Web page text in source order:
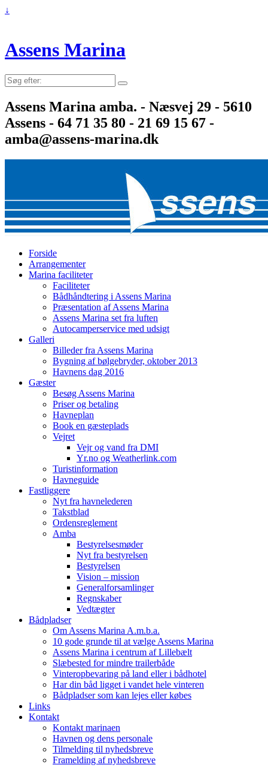
↓
Assens Marina
Søg
efter:
Assens Marina amba. - Næsvej 29 - 5610
Assens - 64 71 35 80 - 21 69 15 67 -
amba@assens-marina.dk
Forside
Arrangementer
Marina faciliteter
Faciliteter
Bådhåndtering i Assens Marina
Præsentation af Assens Marina
Assens Marina set fra luften
Autocamperservice med udsigt
Galleri
Billeder fra Assens Marina
Bygning af bølgebryder, oktober 2013
Havnens dag 2016
Gæster
Besøg Assens Marina
Priser og betaling
Havneplan
Book en gæsteplads
Vejret
Vejr og vand fra DMI
Yr.no og Weatherlink.com
Turistinformation
Havneguide
Fastliggere
Nyt fra havnelederen
Takstblad
Ordensreglement
Amba
Bestyrelsesmøder
Nyt fra bestyrelsen
Bestyrelsen
Vision – mission
Generalforsamlinger
Regnskaber
Vedtægter
Bådpladser
Om Assens Marina A.m.b.a.
10 gode grunde til at vælge Assens Marina
Assens Marina i centrum af Lillebælt
Slæbested for mindre trailerbåde
Vinteropbevaring på land eller i bådhotel
Har din båd ligget i vandet hele vinteren
Bådpladser som kan lejes eller købes
Links
Kontakt
Kontakt marinaen
Havnen og dens personale
Tilmelding til nyhedsbreve
Framelding af nyhedsbreve